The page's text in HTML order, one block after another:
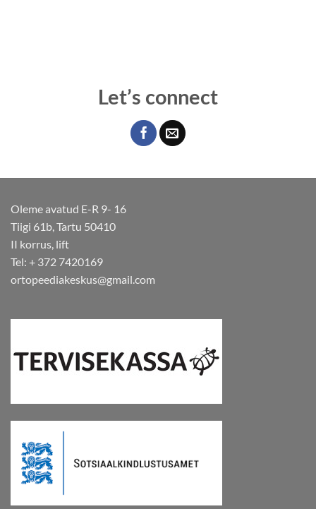
Let’s connect
Oleme avatud E-R 9- 16
Tiigi 61b, Tartu 50410
II korrus, lift
Tel: + 372 7420169
ortopeediakeskus@gmail.com